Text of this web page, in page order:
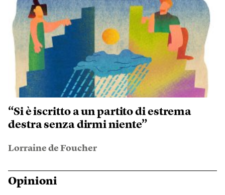
“Si è iscritto a un partito di estrema
destra senza dirmi niente”
Lorraine de Foucher
Opinioni